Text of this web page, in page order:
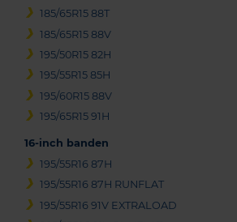
185/65R15 88T
185/65R15 88V
195/50R15 82H
195/55R15 85H
195/60R15 88V
195/65R15 91H
16-inch banden
195/55R16 87H
195/55R16 87H RUNFLAT
195/55R16 91V EXTRALOAD